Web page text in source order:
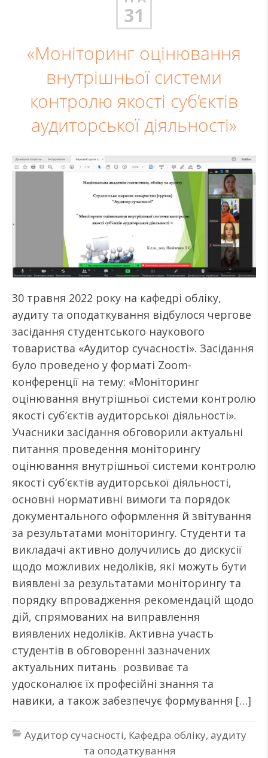
31
«Моніторинг оцінювання
внутрішньої системи
контролю якості суб’єктів
аудиторської діяльності»
30 травня 2022 року на кафедрі обліку,
аудиту та оподаткування відбулося чергове
засідання студентського наукового
товариства «Аудитор сучасності». Засідання
було проведено у форматі Zoom-
конференції на тему: «Моніторинг
оцінювання внутрішньої системи контролю
якості суб’єктів аудиторської діяльності».
Учасники засідання обговорили актуальні
питання проведення моніторингу
оцінювання внутрішньої системи контролю
якості суб’єктів аудиторської діяльності,
основні нормативні вимоги та порядок
документального оформлення й звітування
за результатами моніторингу. Студенти та
викладачі активно долучились до дискусії
щодо можливих недоліків, які можуть бути
виявлені за результатами моніторингу та
порядку впровадження рекомендацій щодо
дій, спрямованих на виправлення
виявлених недоліків. Активна участь
студентів в обговоренні зазначених
актуальних питань розвиває та
удосконалює їх професійні знання та
навики, а також забезпечує формування […]
Аудитор сучасності, Кафедра обліку, аудиту
та оподаткування